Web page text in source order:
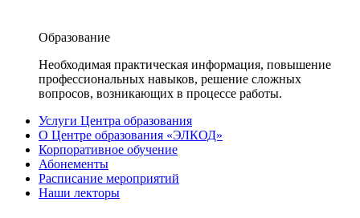
Образование
Необходимая практическая информация, повышение
профессиональных навыков, решение сложных
вопросов, возникающих в процессе работы.
Услуги Центра образования
О Центре образования «ЭЛКОД»
Корпоративное обучение
Абонементы
Расписание мероприятий
Наши лекторы